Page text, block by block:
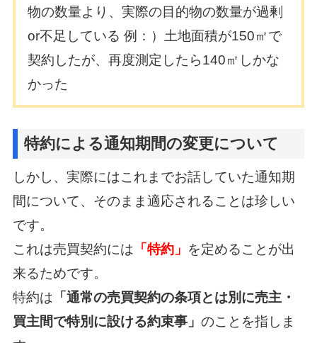
物の数量より、実際の目的物の数量が過剰
or不足している 例：）土地面積が150㎡で
契約したが、再度測定したら140㎡しかな
かった
特約による通知期間の変更について
しかし、実際にはこれまでお話していた通知期
間について、そのまま適応されることは珍しい
です。
これは売買契約には 「特約」 を定めることが出
来るためです。
特約は 「通常の売買契約の条項とは別に売主・
買主間で特別に設ける約束事」 のことを指しま